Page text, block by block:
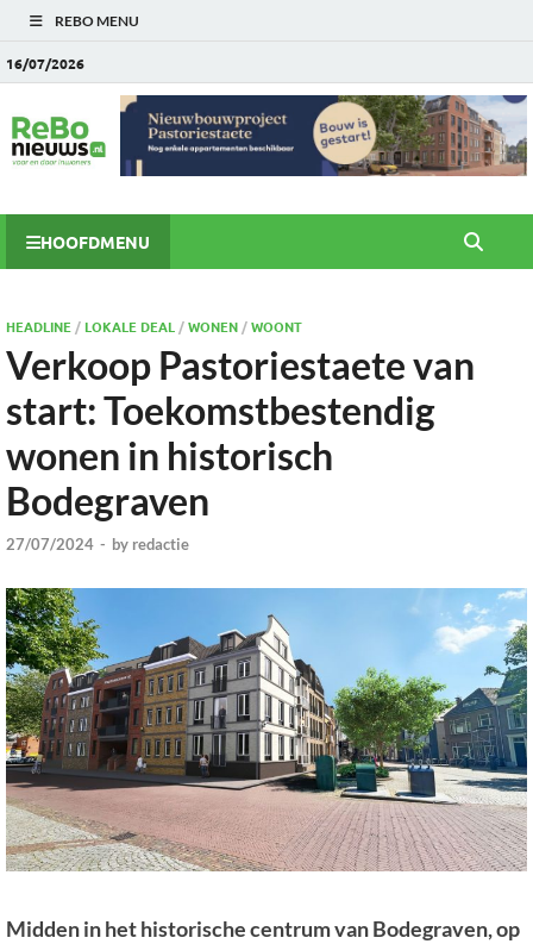
REBO MENU
16/07/2026
HOOFDMENU
HEADLINE/ LOKALE DEAL/WONEN/WOONT
Verkoop Pastoriestaete van
start: Toekomstbestendig
wonen in historisch
Bodegraven
27/07/2024 - by redactie
Midden in het historische centrum van Bodegraven, op